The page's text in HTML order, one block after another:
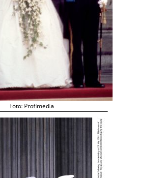
Foto: Profimedia